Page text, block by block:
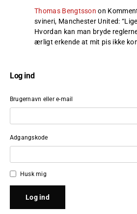
Thomas Bengtsson on
svineri, Manchester United: “
Hvordan kan man bryde
ærligt erkende at mit pis ikke
Log ind
Brugernavn eller e-mail
Adgangskode
Husk mig